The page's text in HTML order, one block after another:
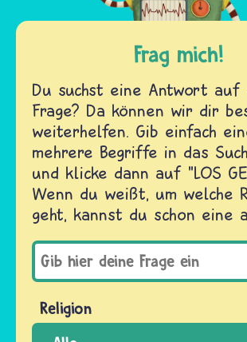
Frag mich!
Du suchst eine Antwort auf
Frage? Da können wir dir
weiterhelfen. Gib einfach
mehrere Begriffe in das
und klicke dann auf "LOS
Wenn du weißt, um welche
geht, kannst du schon eine
Religion